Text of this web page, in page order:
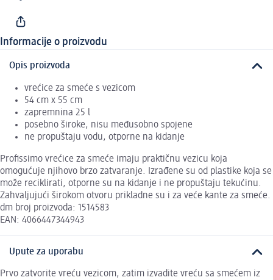
Informacije o proizvodu
Opis proizvoda
vrećice za smeće s vezicom
54 cm x 55 cm
zapremnina 25 l
posebno široke, nisu međusobno spojene
ne propuštaju vodu, otporne na kidanje
Profissimo vrećice za smeće imaju praktičnu vezicu koja
omogućuje njihovo brzo zatvaranje. Izrađene su od plastike koja se
može reciklirati, otporne su na kidanje i ne propuštaju tekućinu.
Zahvaljujući širokom otvoru prikladne su i za veće kante za smeće.
dm broj proizvoda: 1514583
EAN: 4066447344943
Upute za uporabu
Prvo zatvorite vreću vezicom, zatim izvadite vreću sa smećem iz